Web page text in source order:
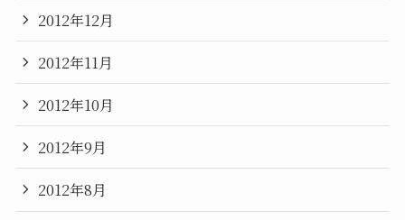
2012年12月
2012年11月
2012年10月
2012年9月
2012年8月